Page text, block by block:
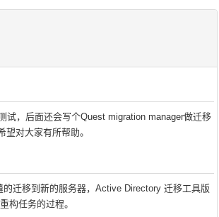
试，后面还会写个Quest migration manager做迁移
对大家有所帮助。
迁移到新的服务器，Active Directory 迁移工具版
构任务的过程。